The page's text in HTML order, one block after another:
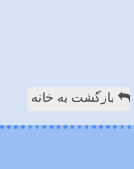
بازگشت به خانه